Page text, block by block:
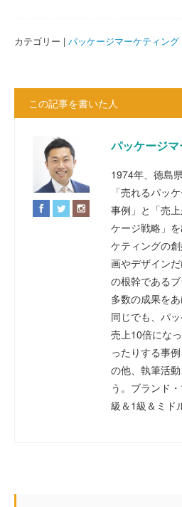
カテゴリー | パッケージマーケティング
この記事を書いた人
パッケージ
1974年、徳島
「売れるパッ
事例」と「売
ケージ戦略」
ケティングの
画やデザイン
の根幹であるブ
多数の成果を
同じでも、パ
売上10倍にな
ったりする事
の他、執筆活
う。ブランド
級＆1級＆ミド